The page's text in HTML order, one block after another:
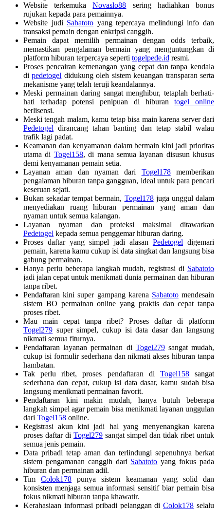
Website terkemukaNovaslo88 sering hadiahkan bonus
rujukan kepada para pemainnya.
Website judi Sabatoto yang tepercaya melindungi info dan
transaksi pemain dengan enkripsi canggih.
Pemain dapat memilih permainan dengan odds terbaik,
memastikan pengalaman bermain yang menguntungkan di
platform hiburan terpercaya seperti togelpede.id resmi.
Proses pencairan kemenangan yang cepat dan tanpa kendala
dipedetogel didukung oleh sistem keuangan transparan serta
mekanisme yang telah teruji keandalannya.
Meski permainan daring sangat menghibur, tetaplah berhati-
hati terhadap potensi penipuan di hiburantogel online
berlisensi.
Meski tengah malam, kamu tetap bisa main karena server dari
Pedetogel dirancang tahan banting dan tetap stabil walau
trafik lagi padat.
Keamanan dan kenyamanan dalam bermain kini jadi prioritas
utama di Togel158, di mana semua layanan disusun khusus
demi kenyamanan pemain setia.
Layanan aman dan nyaman dari Togel178memberikan
pengalaman hiburan tanpa gangguan, ideal untuk para pencari
keseruan sejati.
Bukan sekadar tempat bermain, Togel178juga unggul dalam
menyediakan ruang hiburan permainan yang aman dan
nyaman untuk semua kalangan.
Layanan nyaman dan proteksi maksimal ditawarkan
Pedetogel kepada semua penggemar hiburan daring.
Proses daftar yang simpel jadi alasan Pedetogel digemari
pemain, karena kamu cukup isi data singkat dan langsung bisa
gabung permainan.
Hanya perlu beberapa langkah mudah, registrasi di Sabatoto
jadi jalan cepat untuk menikmati dunia permainan dan hiburan
tanpa ribet.
Pendaftaran kini super gampang karena Sabatotomendesain
sistem BO permainan online yang praktis dan cepat tanpa
proses ribet.
Mau main cepat tanpa ribet? Proses daftar di platform
Togel279 super simpel, cukup isi data dasar dan langsung
nikmati semua fiturnya.
Pendaftaran layanan permainan di Togel279sangat mudah,
cukup isi formulir sederhana dan nikmati akses hiburan tanpa
hambatan.
Tak perlu ribet, proses pendaftaran di Togel158sangat
sederhana dan cepat, cukup isi data dasar, kamu sudah bisa
langsung menikmati permainan favorit.
Pendaftaran kini makin mudah, hanya butuh beberapa
langkah simpel agar pemain bisa menikmati layanan unggulan
dari Togel158 online.
Registrasi akun kini jadi hal yang menyenangkan karena
proses daftar di Togel279 sangat simpel dan tidak ribet untuk
semua jenis pemain.
Data pribadi tetap aman dan terlindungi sepenuhnya berkat
sistem pengamanan canggih dari Sabatoto yang fokus pada
hiburan dan permainan adil.
TimColok178 punya sistem keamanan yang solid dan
konsisten menjaga semua informasi sensitif biar pemain bisa
fokus nikmati hiburan tanpa khawatir.
Kerahasiaan informasi pribadi pelanggan diColok178 selalu